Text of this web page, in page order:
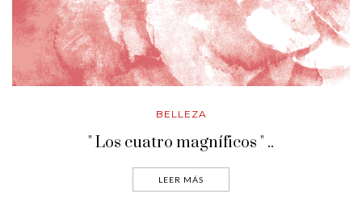
BELLEZA
" Los cuatro magníficos " ..
LEER MÁS